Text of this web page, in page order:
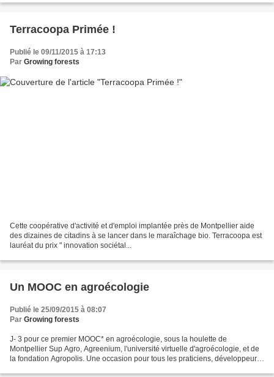
Terracoopa Primée !
Publié le 09/11/2015 à 17:13
Par Growing forests
Cette coopérative d'activité et d'emploi implantée près de Montpellier aide
des dizaines de citadins à se lancer dans le maraîchage bio. Terracoopa est
lauréat du prix " innovation sociétal...
Un MOOC en agroécologie
Publié le 25/09/2015 à 08:07
Par Growing forests
J- 3 pour ce premier MOOC* en agroécologie, sous la houlette de
Montpellier Sup Agro, Agreenium, l'université virtuelle d'agroécologie, et de
la fondation Agropolis. Une occasion pour tous les praticiens, développeurs,